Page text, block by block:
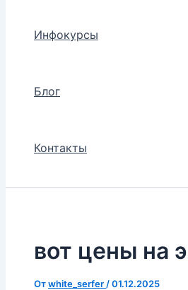
Инфокурсы
Блог
Контакты
вот цены на
Отwhite_serfer /01.12.2025